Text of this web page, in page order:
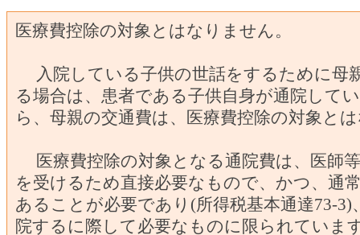
医療費控除の対象とはなりません。
入院している子供の世話をするために母
る場合は、患者である子供自身が通院して
ら、母親の交通費は、医療費控除の対象と
医療費控除の対象となる通院費は、医師
を受けるため直接必要なもので、かつ、通
あることが必要であり(所得税基本通達73-3)
院するに際して必要なものに限られていま